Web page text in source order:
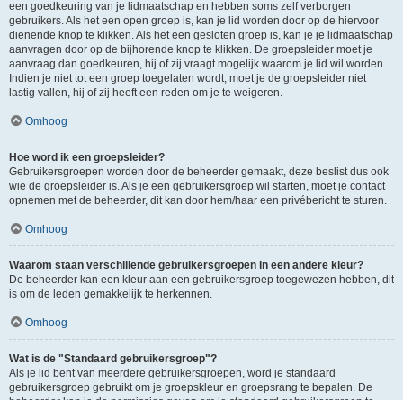
een goedkeuring van je lidmaatschap en hebben soms zelf verborgen
gebruikers. Als het een open groep is, kan je lid worden door op de hiervoor
dienende knop te klikken. Als het een gesloten groep is, kan je je lidmaatschap
aanvragen door op de bijhorende knop te klikken. De groepsleider moet je
aanvraag dan goedkeuren, hij of zij vraagt mogelijk waarom je lid wil worden.
Indien je niet tot een groep toegelaten wordt, moet je de groepsleider niet
lastig vallen, hij of zij heeft een reden om je te weigeren.
Omhoog
Hoe word ik een groepsleider?
Gebruikersgroepen worden door de beheerder gemaakt, deze beslist dus ook
wie de groepsleider is. Als je een gebruikersgroep wil starten, moet je contact
opnemen met de beheerder, dit kan door hem/haar een privébericht te sturen.
Omhoog
Waarom staan verschillende gebruikersgroepen in een andere kleur?
De beheerder kan een kleur aan een gebruikersgroep toegewezen hebben, dit
is om de leden gemakkelijk te herkennen.
Omhoog
Wat is de "Standaard gebruikersgroep"?
Als je lid bent van meerdere gebruikersgroepen, word je standaard
gebruikersgroep gebruikt om je groepskleur en groepsrang te bepalen. De